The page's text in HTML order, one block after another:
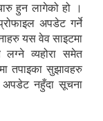
हुन लागेको हो ।
अपडेट गर्ने
यस वेव साइटमा
व्यहोरा समेत
तपाइका सुझावहरु
नहुँदा सूचना